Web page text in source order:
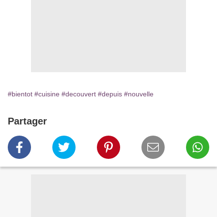
#bientot #cuisine #decouvert #depuis #nouvelle
Partager